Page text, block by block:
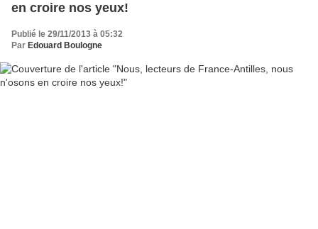
en croire nos yeux!
Publié le 29/11/2013 à 05:32
Par Edouard Boulogne